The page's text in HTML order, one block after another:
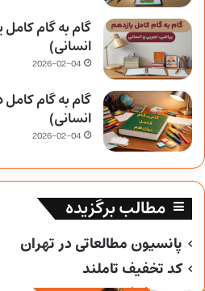
گام به گام
انسانی)
2026-02-04
گام به گام
انسانی)
2026-02-04
مطالب برگزیده
پانسیون مطالعاتی در تهران
کد تخفیف تاملند